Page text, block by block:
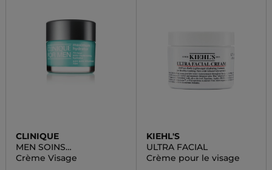
CLINIQUE
MEN SOINS
HYDRATANTS MAXIMUM
HYDRATOR 72H
Crème Visage
KIEHL'S
ULTRA FACIAL
Crème pour le visage